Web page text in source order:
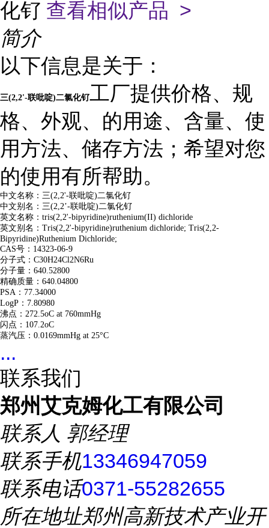
化钌 查看相似产品 >
简介
以下信息是关于：
三(2,2'-联吡啶)二氯化钌工厂提供价格、规
格、外观、的用途、含量、使
用方法、储存方法；希望对您
的使用有所帮助。
中文名称：三(2,2'-联吡啶)二氯化钌
中文别名：三(2,2’-联吡啶)二氯化钌
英文名称：tris(2,2'-bipyridine)ruthenium(II) dichloride
英文别名：Tris(2,2'-bipyridine)ruthenium dichloride; Tris(2,2-
Bipyridine)Ruthenium Dichloride;
CAS号：14323-06-9
分子式：C30H24Cl2N6Ru
分子量：640.52800
精确质量：640.04800
PSA：77.34000
LogP：7.80980
沸点：272.5oC at 760mmHg
闪点：107.2oC
蒸汽压：0.0169mmHg at 25°C
...
联系我们
郑州艾克姆化工有限公司
联系人 郭经理
联系手机13346947059
联系电话0371-55282655
所在地址郑州高新技术产业开